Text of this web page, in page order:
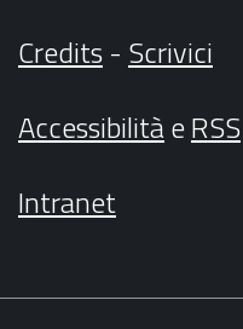
Credits- Scrivici
AccessibilitàeRSS
Intranet